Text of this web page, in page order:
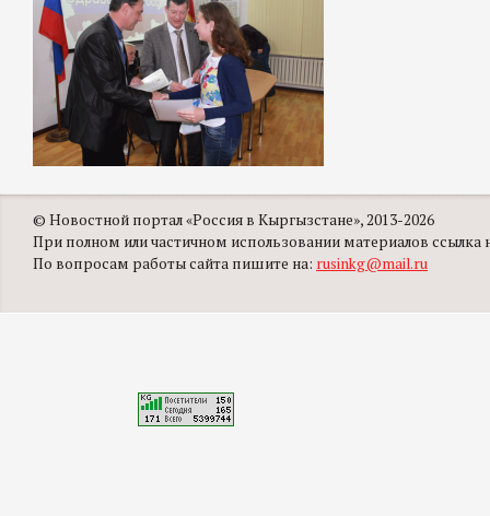
© Новостной портал «Россия в Кыргызстане», 2013-2026
При полном или частичном использовании материалов ссылка
По вопросам работы сайта пишите на: rusinkg@mail.ru